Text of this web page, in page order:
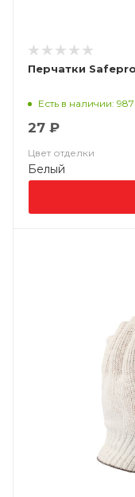
Перчатки
Есть в наличии: 987
27 ₽
Цвет отделки
Белый